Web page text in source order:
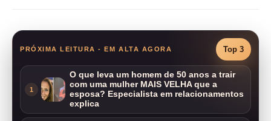
PRÓXIMA LEITURA - EM ALTA AGORA Top 3
1
O que leva um homem de 50 anos a trair
com uma mulher MAIS VELHA que a
esposa? Especialista em relacionamentos
explica